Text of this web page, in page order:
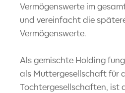
Vermögenswerte im
und vereinfacht die
Vermögenswerte.
Als gemischte Holding
als Muttergesellschaft für
Tochtergesellschaften, ist